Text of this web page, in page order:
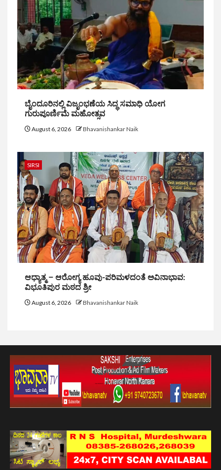
ಬೈಂದೂರಿನಲ್ಲಿ ವಿಜೃಂಭಣೆಯ ಸಿದ್ಧ ಸಮಾಧಿ ಯೋಗ
ಗುರುಪೂರ್ಣಿಮೆ ಮಹೋತ್ಸವ
August 6, 2026 Bhavanishankar Naik
SIRSI
ಆಧ್ಯಾತ್ಮ – ಆರೋಗ್ಯ ಹೂವು-ಪರಿಮಳದಂತೆ ಅವಿನಾಭಾವ:
ವಿಭೂತಿಪುರ ಮಠದ ಶ್ರೀ
August 6, 2026 Bhavanishankar Naik